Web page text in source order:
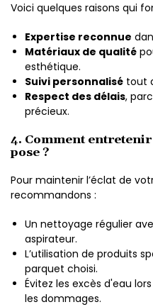
Voici quelques raisons qui
Expertise reconnue
Matériaux de qualité
esthétique.
Suivi personnalisé tout
Respect des délais,
précieux.
4. Comment
pose ?
Pour maintenir l’éclat de
recommandons :
Un nettoyage régulier
aspirateur.
L’utilisation de produits
parquet choisi.
Évitez les excès d'eau
les dommages.